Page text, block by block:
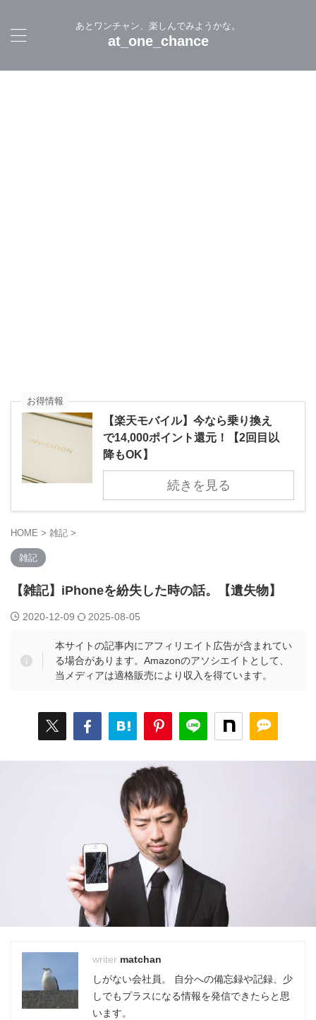
あとワンチャン、楽しんでみようかな。
at_one_chance
お得情報
【楽天モバイル】今なら乗り換え
で14,000ポイント還元！【2回目以
降もOK】
続きを見る
HOME > 雑記 >
雑記
【雑記】iPhoneを紛失した時の話。【遺失物】
2020-12-09 2025-08-05
本サイトの記事内にアフィリエイト広告が含まれてい
る場合があります。Amazonのアソシエイトとして、
当メディアは適格販売により収入を得ています。
matchan
しがない会社員。 自分への備忘録や記録、少
しでもプラスになる情報を発信できたらと思
います。